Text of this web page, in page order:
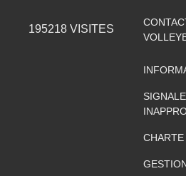
195218 VISITES